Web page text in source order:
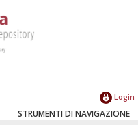
Login
STRUMENTI DI NAVIGAZIONE